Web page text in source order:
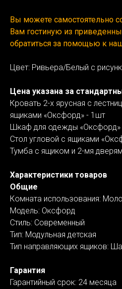
Вы можете самостоятельно
Вам гостиную из
обратиться за помощью к
Цвет: Ривьера/Белый с
Цена указана за
Кровать 2-х ярусная с
ящиками «Оксфорд» - 1шт
Шкаф для одежды «Оксфорд»
Стол угловой с ящиками
Тумба с ящиком и 2-мя
Характеристики товаров
Общие
Комната использования:
Модель: Оксфорд
Стиль: Современный
Тип: Модульная детская
Тип направляющих ящиков:
Гарантия
Гарантийный срок: 24 месяца